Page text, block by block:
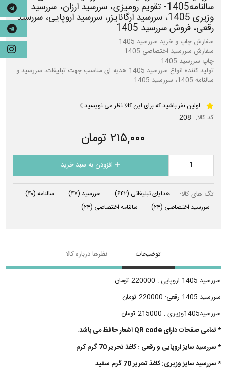
سالنامه1405- تقویم رومیزی، سررسید ارزان، سررسید
وزیری 1405، سررسید ارگانایزر، سررسید اروپایی، سررسید
رقعی، فروش سررسید 1405
تولید کننده انواع سررسید 1405 هدیه ای مناسب جهت تبلیغات، سررسید و
سالنامه 1405، سررسید 1405
اولین نفر باشید که برای این کالا نظر می نویسید
کد کالا: 208
۲۱۵,۰۰۰ تومان
افزودن به سبد خرید
تگ های کالا: هدایای تبلیغاتی (۶۴۲) سررسید (۴۷) سالنامه (۴۰)
سررسید اختصاصی (۲۴) سالنامه اختصاصی (۲۴)
توضیحات نظرها درباره کالا
سررسید 1405 اروپایی : 220000 تومان
سررسید 1405 رقعی: 220000 تومان
سررسید1405وزیری : 215000 تومان
* تمامی صفحات دارای QR code اشعار حافظ می باشد.
* سررسید سایز اروپایی و رقعی : کاغذ تحریر 70 گرم کرم
* سررسید سایز وزیری: کاغذ تحریر 70 گرم سفید